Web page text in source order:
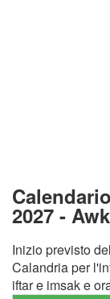
2027 -
Inizio previsto
Calandria per
iftar e imsak e